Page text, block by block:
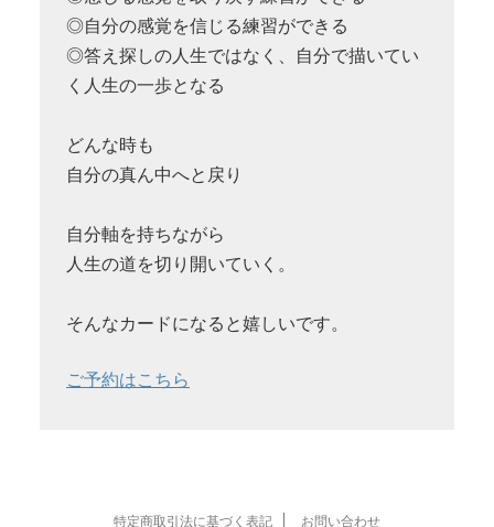
◎自分の感覚を信じる練習ができる
◎答え探しの人生ではなく、自分で描いてい
く人生の一歩となる
どんな時も
自分の真ん中へと戻り
自分軸を持ちながら
人生の道を切り開いていく。
そんなカードになると嬉しいです。
ご予約はこちら
特定商取引法に基づく表記 お問い合わせ